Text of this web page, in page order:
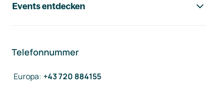
Events entdecken
Telefonnummer
Europa: +43 720 884155